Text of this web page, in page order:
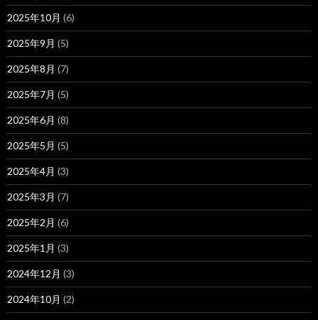
2025年10月 (6)
2025年9月 (5)
2025年8月 (7)
2025年7月 (5)
2025年6月 (8)
2025年5月 (5)
2025年4月 (3)
2025年3月 (7)
2025年2月 (6)
2025年1月 (3)
2024年12月 (3)
2024年10月 (2)